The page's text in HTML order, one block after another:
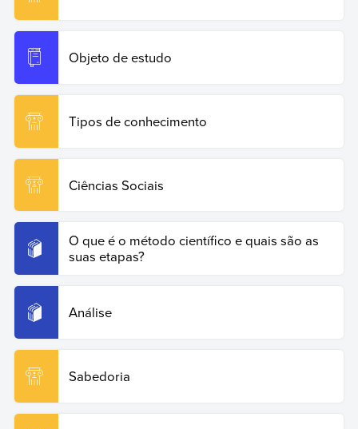
Copy Quote
Objeto de estudo
Tipos de conhecimento
Ciências Sociais
O que é o método científico e quais são as
suas etapas?
Análise
Sabedoria